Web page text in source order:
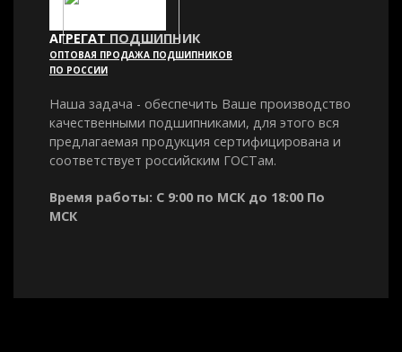
АГРЕГАТ ПОДШИПНИК
ОПТОВАЯ ПРОДАЖА ПОДШИПНИКОВ
ПО РОССИИ
Наша задача - обеспечить Ваше производство
качественными подшипниками, для этого вся
предлагаемая продукция сертифицирована и
соответствует российским ГОСТам.
Время работы: С 9:00 по МСК до 18:00 По
МСК